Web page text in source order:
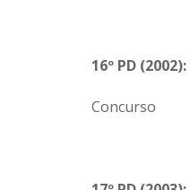
16º PD (2002):
Concurso